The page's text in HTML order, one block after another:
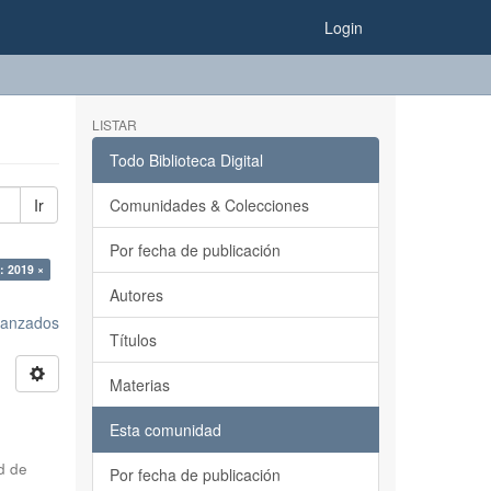
Login
Ir
2019 ×
de
LISTAR
Todo Biblioteca Digital
Comunidades & Colecciones
Por fecha de publicación
Autores
Títulos
Materias
Esta comunidad
Por fecha de publicación